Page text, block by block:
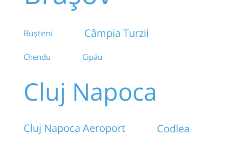
Bușteni Câmpia Turzii
Chendu Cipău
Cluj Napoca
Cluj Napoca Aeroport Codlea